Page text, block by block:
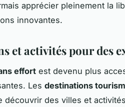
apprécier pleinement la
innovantes.
et activités pour des
effort est devenu plus
Les destinations
découvrir des villes et